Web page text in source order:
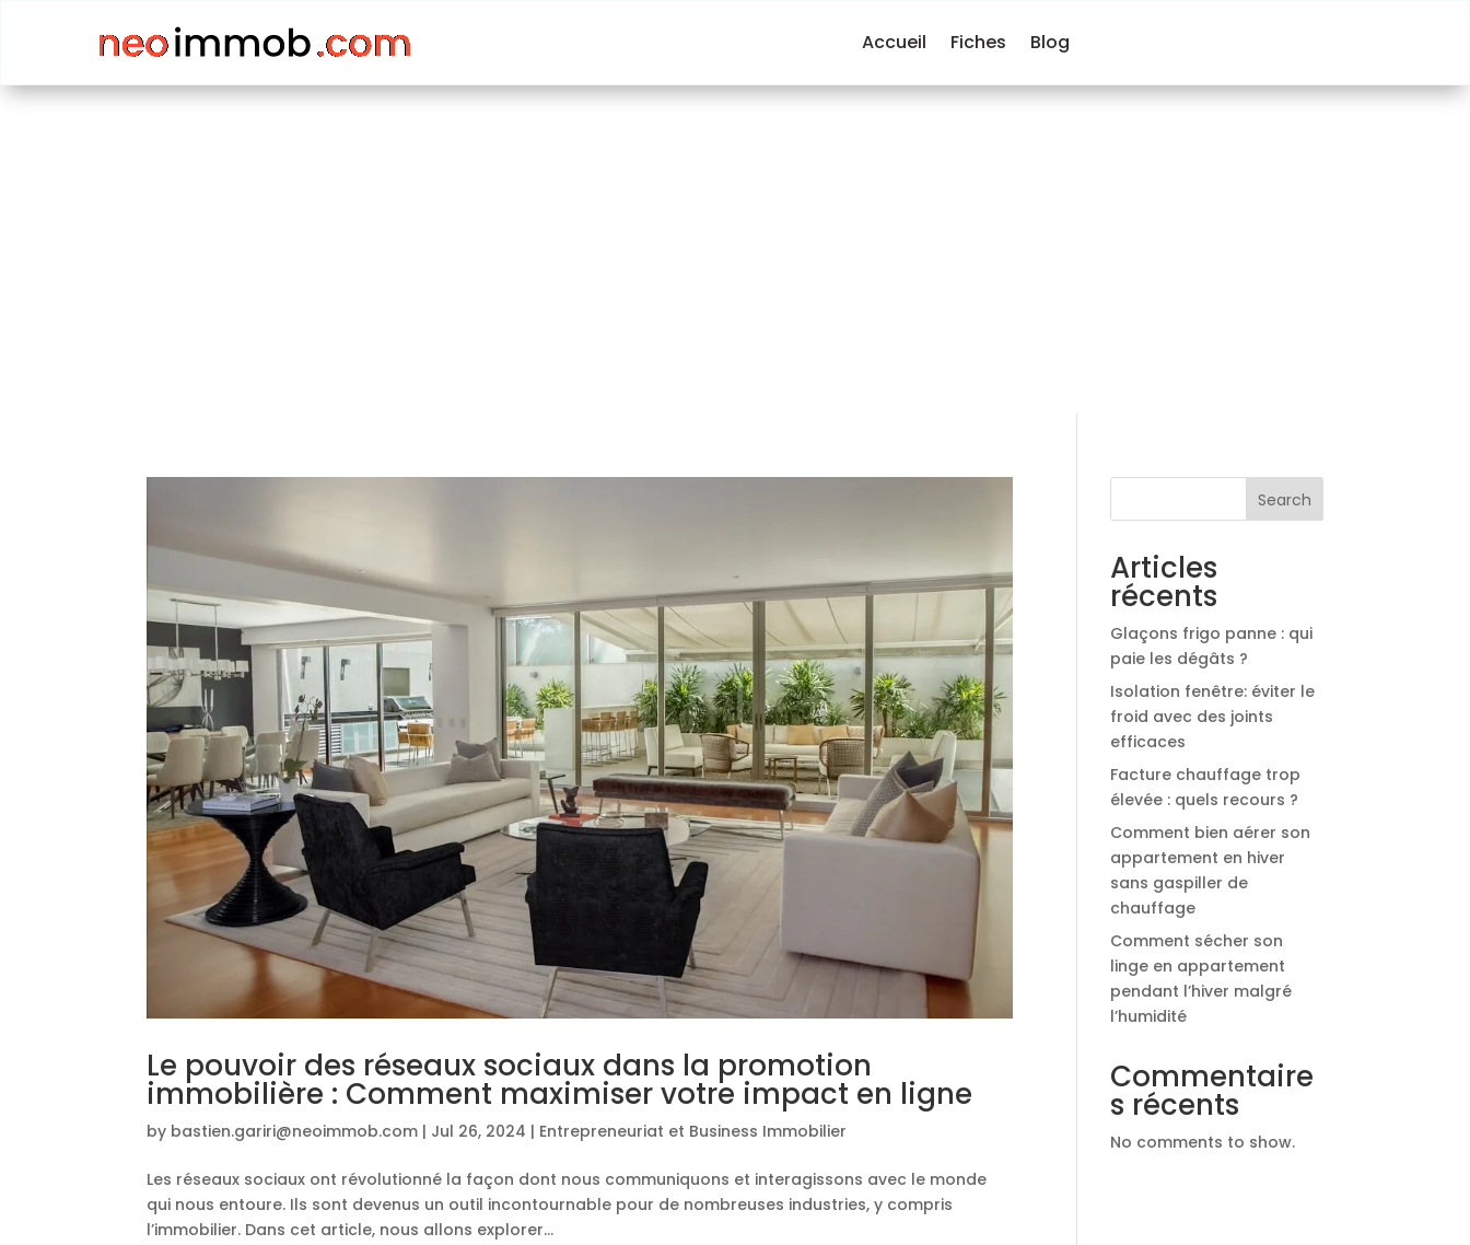
Accueil Fiches Blog
Le pouvoir des réseaux sociaux dans la promotion
immobilière : Comment maximiser votre impact en ligne
by bastien.gariri@neoimmob.com | Jul 26, 2024 | Entrepreneuriat et Business Immobilier
Les réseaux sociaux ont révolutionné la façon dont nous communiquons et interagissons avec le monde
qui nous entoure. Ils sont devenus un outil incontournable pour de nombreuses industries, y compris
l’immobilier. Dans cet article, nous allons explorer...
Search
Articles
récents
Glaçons frigo panne : qui
paie les dégâts ?
Isolation fenêtre: éviter le
froid avec des joints
efficaces
Facture chauffage trop
élevée : quels recours ?
Comment bien aérer son
appartement en hiver
sans gaspiller de
chauffage
Comment sécher son
linge en appartement
pendant l’hiver malgré
l’humidité
Commentaire
s récents
No comments to show.